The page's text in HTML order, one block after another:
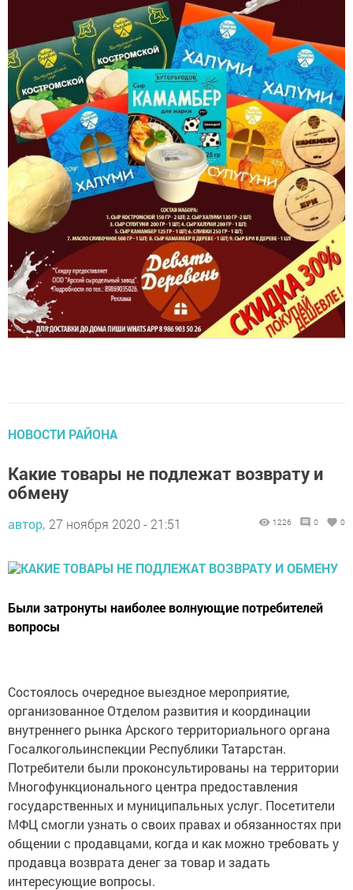
НОВОСТИ РАЙОНА
Какие товары не подлежат возврату и
обмену
автор, 27 ноября 2020 - 21:51 1226 0 0
Были затронуты наиболее волнующие потребителей
вопросы
Состоялось очередное выездное мероприятие,
организованное Отделом развития и координации
внутреннего рынка Арского территориального органа
Госалкогольинспекции Республики Татарстан.
Потребители были проконсультированы на территории
Многофункционального центра предоставления
государственных и муниципальных услуг. Посетители
МФЦ смогли узнать о своих правах и обязанностях при
общении с продавцами, когда и как можно требовать у
продавца возврата денег за товар и задать
интересующие вопросы.